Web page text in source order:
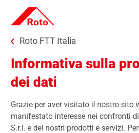
Skip to main content
You are here:
Roto FTT Italia
Informativa sulla
dei dati
Grazie per aver visitato il nostro sito
manifestato interesse nei confronti
S.r.l. e dei nostri prodotti e servizi.